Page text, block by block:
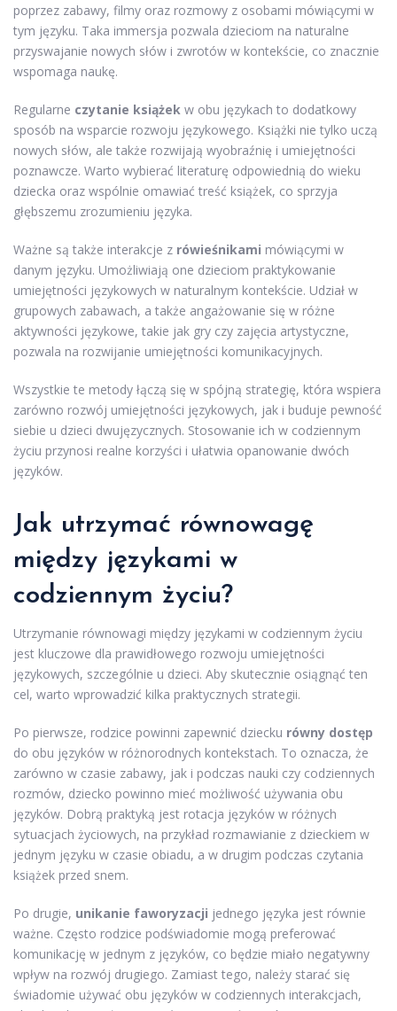
poprzez zabawy, filmy oraz rozmowy z osobami mówiącymi w
tym języku. Taka immersja pozwala dzieciom na naturalne
przyswajanie nowych słów i zwrotów w kontekście, co znacznie
wspomaga naukę.
Regularne czytanie książek w obu językach to dodatkowy
sposób na wsparcie rozwoju językowego. Książki nie tylko uczą
nowych słów, ale także rozwijają wyobraźnię i umiejętności
poznawcze. Warto wybierać literaturę odpowiednią do wieku
dziecka oraz wspólnie omawiać treść książek, co sprzyja
głębszemu zrozumieniu języka.
Ważne są także interakcje z rówieśnikami mówiącymi w
danym języku. Umożliwiają one dzieciom praktykowanie
umiejętności językowych w naturalnym kontekście. Udział w
grupowych zabawach, a także angażowanie się w różne
aktywności językowe, takie jak gry czy zajęcia artystyczne,
pozwala na rozwijanie umiejętności komunikacyjnych.
Wszystkie te metody łączą się w spójną strategię, która wspiera
zarówno rozwój umiejętności językowych, jak i buduje pewność
siebie u dzieci dwujęzycznych. Stosowanie ich w codziennym
życiu przynosi realne korzyści i ułatwia opanowanie dwóch
języków.
Jak utrzymać równowagę
między językami w
codziennym życiu?
Utrzymanie równowagi między językami w codziennym życiu
jest kluczowe dla prawidłowego rozwoju umiejętności
językowych, szczególnie u dzieci. Aby skutecznie osiągnąć ten
cel, warto wprowadzić kilka praktycznych strategii.
Po pierwsze, rodzice powinni zapewnić dziecku równy dostęp
do obu języków w różnorodnych kontekstach. To oznacza, że
zarówno w czasie zabawy, jak i podczas nauki czy codziennych
rozmów, dziecko powinno mieć możliwość używania obu
języków. Dobrą praktyką jest rotacja języków w różnych
sytuacjach życiowych, na przykład rozmawianie z dzieckiem w
jednym języku w czasie obiadu, a w drugim podczas czytania
książek przed snem.
Po drugie, unikanie faworyzacji jednego języka jest równie
ważne. Często rodzice podświadomie mogą preferować
komunikację w jednym z języków, co będzie miało negatywny
wpływ na rozwój drugiego. Zamiast tego, należy starać się
świadomie używać obu języków w codziennych interakcjach,